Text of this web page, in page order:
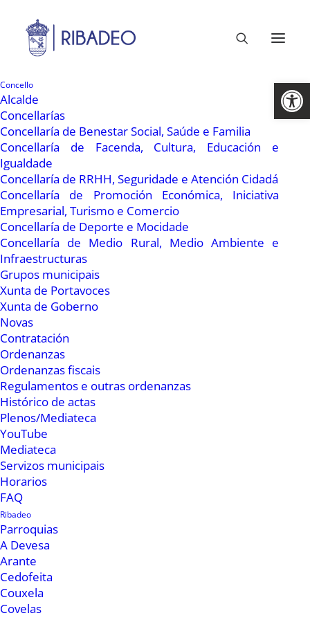
Abrir
Concello
Alcalde
Concellarías
Concellaría de Benestar Social, Saúde e Familia
Concellaría de Facenda, Cultura, Educación e
Igualdade
Concellaría de RRHH, Seguridade e Atención Cidadá
Concellaría de Promoción Económica, Iniciativa
Empresarial, Turismo e Comercio
Concellaría de Deporte e Mocidade
Concellaría de Medio Rural, Medio Ambiente e
Infraestructuras
Grupos municipais
Xunta de Portavoces
Xunta de Goberno
Novas
Contratación
Ordenanzas
Ordenanzas fiscais
Regulamentos e outras ordenanzas
Histórico de actas
Plenos/Mediateca
YouTube
Mediateca
Servizos municipais
Horarios
FAQ
Ribadeo
Parroquias
A Devesa
Arante
Cedofeita
Couxela
Covelas
6 Abril, 2009
A rede de saneamento
funciona ben, segundo
saneamento está funcionando correctamente;
os reboses lévanse producindo desde tempos
atrás, sobre todo con chuvias torrenciais, onde
ninguna rede de saneamento é capaz de
absorber toda a auga que se precipita; os
traballos preventivos de mantemento realízanse